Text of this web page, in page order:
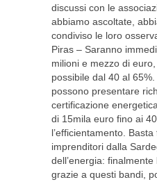
discussi con le
abbiamo ascoltate,
condiviso le loro
Piras – Saranno
milioni e mezzo di
possibile dal 40 al
possono presentare
certificazione
di 15mila euro fino ai
l’efficientamento.
imprenditori dalla
dell’energia: finalmente
grazie a questi bandi,